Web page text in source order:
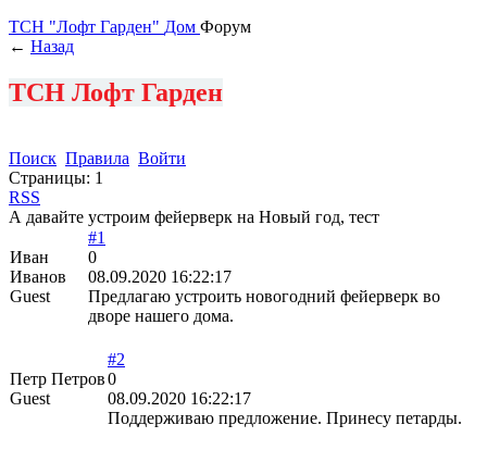
ТСН "Лофт Гарден" Дом Форум
← Назад
ТСН Лофт Гарден
Поиск Правила Войти
Страницы: 1
RSS
А давайте устроим фейерверк на Новый год, тест
Иван
Иванов
Guest
#1
0
08.09.2020 16:22:17
Предлагаю устроить новогодний фейерверк во
дворе нашего дома.
Петр Петров
Guest
#2
0
08.09.2020 16:22:17
Поддерживаю предложение. Принесу петарды.